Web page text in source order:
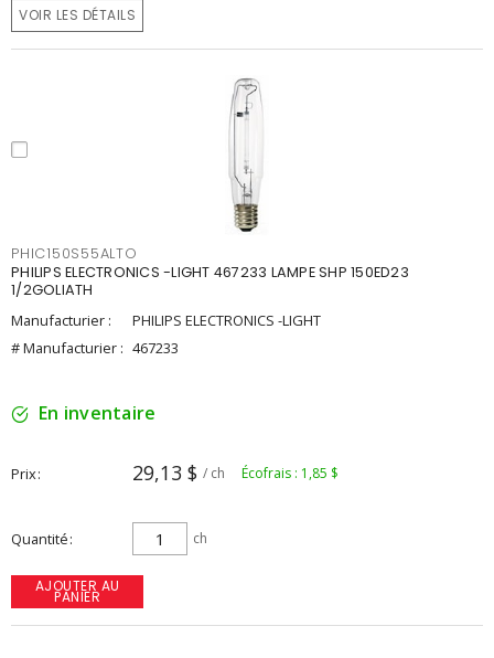
VOIR LES DÉTAILS
PHIC150S55ALTO
PHILIPS ELECTRONICS -LIGHT 467233 LAMPE SHP 150ED23
1/2GOLIATH
Manufacturier :
PHILIPS ELECTRONICS -LIGHT
# Manufacturier : 467233
En inventaire
Prix 29,13 $ / ch Écofrais : 1,85 $
Quantité ch
AJOUTER AU
PANIER